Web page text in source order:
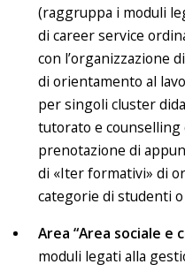
(raggruppa i moduli
di career service
con l’organizzazione
di orientamento al
per singoli cluster
tutorato e counselling
prenotazione di
di «Iter formativi» di
categorie di studenti
Area “Area sociale e
moduli legati alla